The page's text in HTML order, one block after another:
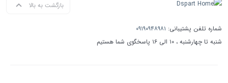
بازگشت به بالا
شماره تلفن پشتیبانی: ۰۹۱۹۰۹۴۸۹۸۱
شنبه تا چهارشنبه ، ۱۰ الی ۱۶ پاسخگوی شما هستیم